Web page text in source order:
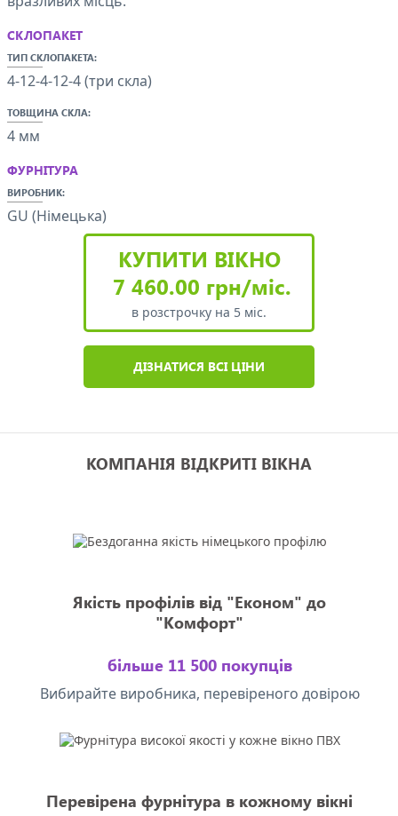
СКЛОПАКЕТ
ТИП СКЛОПАКЕТА:
4-12-4-12-4 (три скла)
ТОВЩИНА СКЛА:
4 мм
ФУРНІТУРА
ВИРОБНИК:
GU (Німецька)
КУПИТИ ВІКНО
7 460.00 грн/міс.
в розстрочку на 5 міс.
ДІЗНАТИСЯ ВСІ ЦІНИ
КОМПАНІЯ ВІДКРИТІ ВІКНА
Якість профілів від "Економ" до
"Комфорт"
більше 11 500 покупців
Вибирайте виробника, перевіреного довірою
Перевірена фурнітура в кожному вікні